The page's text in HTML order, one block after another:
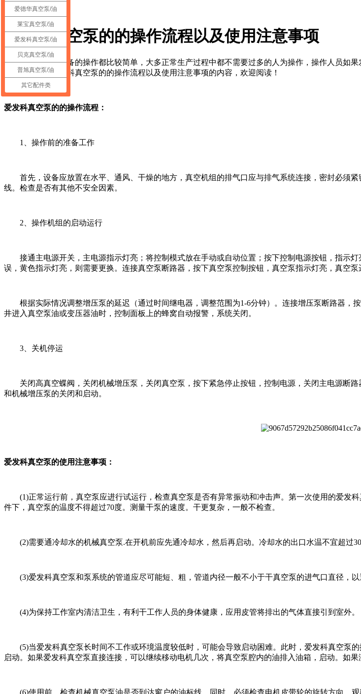
行业资讯
爱发科真空泵的的操作流程以及使用注意事项
通常真空泵设备的操作都比较简单，大多正常生产过程中都不需要过多的人为操作，操作人员如果
大家分享关于爱发科真空泵的的操作流程以及使用注意事项的内容，欢迎阅读！
爱发科真空泵的的操作流程：
1、操作前的准备工作
首先，设备应放置在水平、通风、干燥的地方，真空机组的排气口应与排气系统连接，密封必须
线。检查是否有其他不安全因素。
2、操作机组的启动运行
接通主电源开关，主电源指示灯亮；将控制模式放在手动或自动位置；按下控制电源按钮，指示
误，黄色指示灯亮，则需要更换。连接真空泵断路器，按下真空泵控制按钮，真空泵指示灯亮，真空泵
根据实际情况调整增压泵的延迟（通过时间继电器，调整范围为1-6分钟）。连接增压泵断路器，
井进入真空泵油或变压器油时，控制面板上的蜂窝自动报警，系统关闭。
3、关机停运
关闭高真空蝶阀，关闭机械增压泵，关闭真空泵，按下紧急停止按钮，控制电源，关闭主电源断
和机械增压泵的关闭和启动。
爱发科真空泵的使用注意事项：
(1)正常运行前，真空泵应进行试运行，检查真空泵是否有异常振动和冲击声。第一次使用的爱发
件下，真空泵的温度不得超过70度。测量干泵的速度。干更复杂，一般不检查。
(2)需要通冷却水的机械真空泵.在开机前应先通冷却水，然后再启动。冷却水的出口水温不宜超过30
(3)爱发科真空泵和泵系统的管道应尽可能短、粗，管道内径一般不小于干真空泵的进气口直径，以
(4)为保持工作室内清洁卫生，有利干工作人员的身体健康，应用皮管将排出的气体直接引到室外。
(5)当爱发科真空泵长时间不工作或环境温度较低时，可能会导致启动困难。此时，爱发科真空泵
启动。如果爱发科真空泵直接连接，可以继续移动电机几次，将真空泵腔内的油排入油箱，启动。如
爱德华真空泵/油
莱宝真空泵/油
爱发科真空泵/油
贝克真空泵/油
普旭真空泵/油
其它配件类